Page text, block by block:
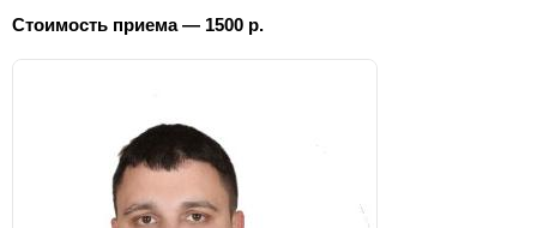
Стоимость приема — 1500 р.